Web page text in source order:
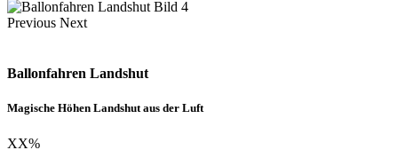
Previous Next
Ballonfahren Landshut
Magische Höhen Landshut aus der Luft
XX%